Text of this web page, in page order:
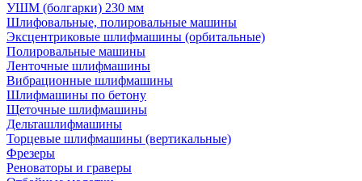
УШМ (болгарки) 230 мм
Шлифовальные, полировальные машины
Эксцентриковые шлифмашины (орбитальные)
Полировальные машины
Ленточные шлифмашины
Вибрационные шлифмашины
Шлифмашины по бетону
Щеточные шлифмашины
Дельташлифмашины
Торцевые шлифмашины (вертикальные)
Фрезеры
Реноваторы и граверы